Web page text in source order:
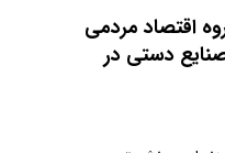
اقتصاد مردمی
دستی در